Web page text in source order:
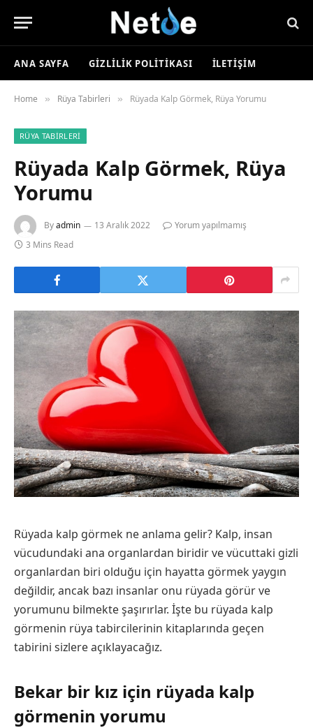
ANA SAYFA GIZLILIK POLITIKASI İLETIŞIM
Home » Rüya Tabirleri » Rüyada Kalp Görmek, Rüya Yorumu
RÜYA TABIRLERI
Rüyada Kalp Görmek, Rüya
Yorumu
Byadmin 13 Aralık 2022
Yorum yapılmamış
3 Mins Read
Rüyada kalp görmek ne anlama gelir? Kalp, insan
vücudundaki ana organlardan biridir ve vücuttaki gizli
organlardan biri olduğu için hayatta görmek yaygın
değildir, ancak bazı insanlar onu rüyada görür ve
yorumunu bilmekte şaşırırlar. İşte bu rüyada kalp
görmenin rüya tabircilerinin kitaplarında geçen
tabirini sizlere açıklayacağız.
Bekar bir kız için rüyada kalp
görmenin yorumu